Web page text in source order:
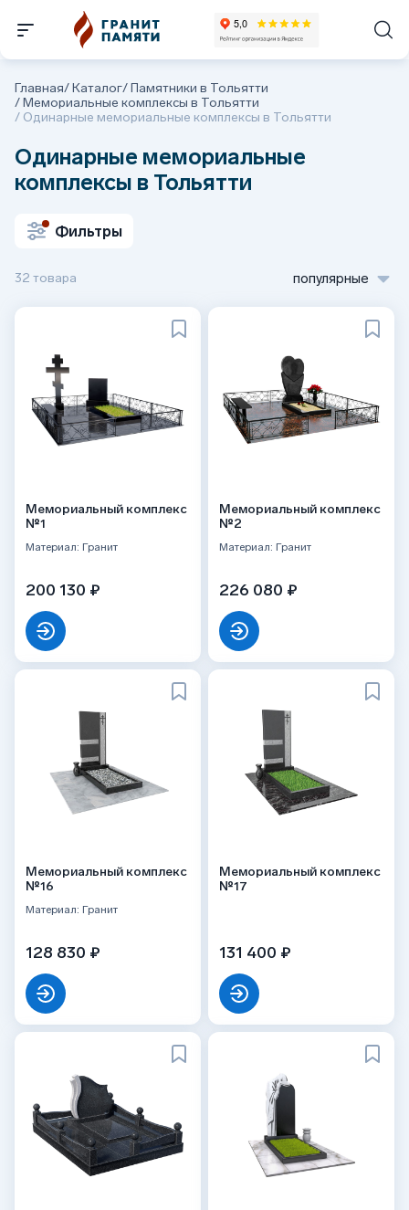
Главная/Каталог/Памятники в Тольятти
/Мемориальные комплексы в Тольятти
/ Одинарные мемориальные комплексы в Тольятти
Одинарные мемориальные
комплексы в Тольятти
Фильтры
32 товара популярные
Мемориальный комплекс
№1
Материал: Гранит
200 130 ₽
Мемориальный комплекс
№2
Материал: Гранит
226 080 ₽
Мемориальный комплекс
№16
Материал: Гранит
128 830 ₽
Мемориальный комплекс
№17
131 400 ₽